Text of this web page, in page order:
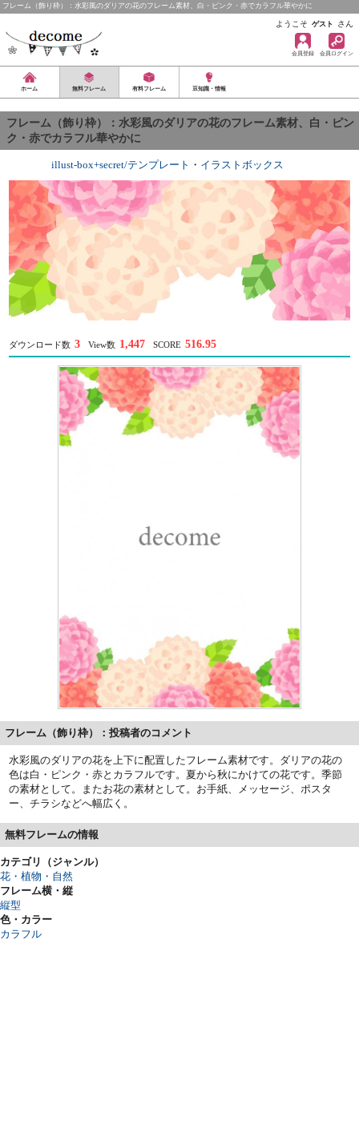
フレーム（飾り枠）：水彩風のダリアの花のフレーム素材、白・ピンク・赤でカラフル華やかに
ようこそ ゲスト さん
会員登録 会員ログイン
ホーム 無料フレーム 有料フレーム 豆知識・情報
フレーム（飾り枠）：水彩風のダリアの花のフレーム素材、白・ピン
ク・赤でカラフル華やかに
illust-box+secret/テンプレート ・ イラストボックス
ダウンロード数 3 View数 1,447 SCORE 516.95
フレーム（飾り枠）：投稿者のコメント
水彩風のダリアの花を上下に配置したフレーム素材です。ダリアの花の
色は白・ピンク・赤とカラフルです。夏から秋にかけての花です。季節
の素材として。またお花の素材として。お手紙、メッセージ、ポスタ
ー、チラシなどへ幅広く。
無料フレームの情報
カテゴリ（ジャンル）
花・植物・自然
フレーム横・縦
縦型
色・カラー
カラフル